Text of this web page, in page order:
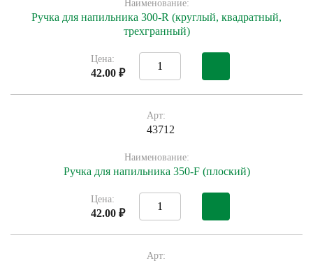
Наименование:
Ручка для напильника 300-R (круглый, квадратный,
трехгранный)
Цена:
42.00 ₽
Арт:
43712
Наименование:
Ручка для напильника 350-F (плоский)
Цена:
42.00 ₽
Арт: